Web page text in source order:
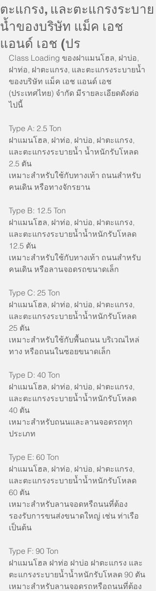
ตะแกรง, และตะแกรงระบาย
น้ำของบริษัท แม็ค เอช
แอนด์ เอช (ปร
Class Loading ของฝาแมนโฮล, ฝาบ่อ,
ฝาท่อ, ฝาตะแกรง, และตะแกรงระบายน้ำ
ของบริษัท แม็ค เอช แอนด์ เอช
(ประเทศไทย) จำกัด มีรายละเอียดดังต่อ
ไปนี้
Type A: 2.5 Ton
ฝาแมนโฮล, ฝาท่อ, ฝาบ่อ, ฝาตะแกรง,
และตะแกรงระบายน้ำ น้ำหนักรับโหลด
2.5 ตัน
เหมาะสำหรับใช้กับทางเท้า ถนนสำหรับ
คนเดิน หรือทางจักรยาน
Type B: 12.5 Ton
ฝาแมนโฮล, ฝาท่อ, ฝาบ่อ, ฝาตะแกรง,
และตะแกรงระบายน้ำน้ำหนักรับโหลด
12.5 ตัน
เหมาะสำหรับใช้กับทางเท้า ถนนสำหรับ
คนเดิน หรือลานจอดรถขนาดเล็ก
Type C: 25 Ton
ฝาแมนโฮล, ฝาท่อ, ฝาบ่อ, ฝาตะแกรง,
และตะแกรงระบายน้ำน้ำหนักรับโหลด
25 ตัน
เหมาะสำหรับใช้กับพื้นถนน บริเวณไหล่
ทาง หรือถนนในซอยขนาดเล็ก
Type D: 40 Ton
ฝาแมนโฮล, ฝาท่อ, ฝาบ่อ, ฝาตะแกรง,
และตะแกรงระบายน้ำน้ำหนักรับโหลด
40 ตัน
เหมาะสำหรับถนนและลานจอดรถทุก
ประเภท
Type E: 60 Ton
ฝาแมนโฮล, ฝาท่อ, ฝาบ่อ, ฝาตะแกรง,
และตะแกรงระบายน้ำน้ำหนักรับโหลด
60 ตัน
เหมาะสำหรับลานจอดหรืถนนที่ต้อง
รองรับการขนส่งขนาดใหญ่ เช่น ท่าเรือ
เป็นต้น
Type F: 90 Ton
ฝาแมนโฮล ฝาท่อ ฝาบ่อ ฝาตะแกรง และ
ตะแกรงระบายน้ำน้ำหนักรับโหลด 90 ตัน
เหมาะสำหรับลานจอดรถหรือถนนที่ต้อง